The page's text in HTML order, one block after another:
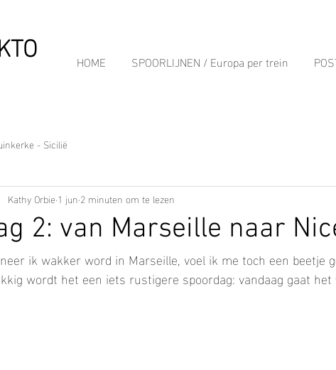
HOME SPOORLIJNEN / Europa per trein
- Sicilië
2: van Marseille naar
Kathy Orbie 1 jun 2 minuten om te lezen
ik wakker word in Marseille, voel ik me toch een beetje
wordt het een iets rustigere spoordag: vandaag gaat